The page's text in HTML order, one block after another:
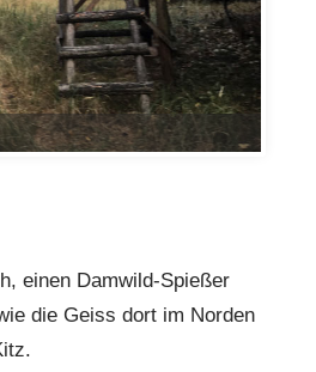
einen Damwild-Spießer
die Geiss dort im Norden